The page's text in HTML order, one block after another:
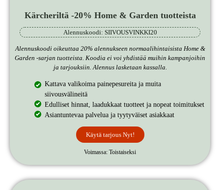
Kärcheriltä -20% Home & Garden tuotteista
Alennuskoodi: SIIVOUSVINKKI20
Alennuskoodi oikeuttaa 20% alennukseen normaalihintaisista Home &
Garden -sarjan tuotteista. Koodia ei voi yhdistää muihin kampanjoihin
ja tarjouksiin. Alennus lasketaan kassalla.
Kattava valikoima painepesureita ja muita
siivousvälineitä
Edulliset hinnat, laadukkaat tuotteet ja nopeat toimitukset
Asiantuntevaa palvelua ja tyytyväiset asiakkaat
Käytä tarjous Nyt!
Voimassa: Toistaiseksi